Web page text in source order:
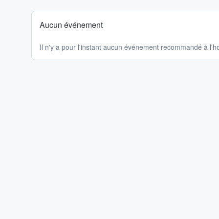
Aucun événement
Il n'y a pour l'instant aucun événement recommandé à